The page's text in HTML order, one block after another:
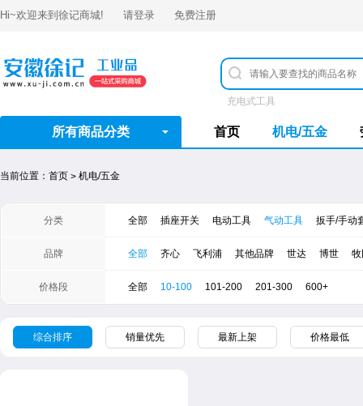
Hi~欢迎来到 徐记商城! 请登录 免费注册
充电式工具
所有商品分类 首页 机电/五金
当前位置： 首页 > 机电/五金
分类 全部 插座开关 电动工具 气动工具 扳手/手动
品牌 全部 齐心 飞利浦 其他品牌 世达 ​博世
价格段 全部 10-100 101-200 201-300 600+
综合排序 销量优先 最新上架 价格最低